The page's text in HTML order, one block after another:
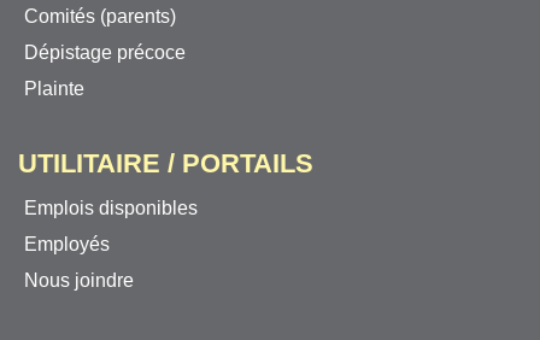
Comités (parents)
Dépistage précoce
Plainte
UTILITAIRE / PORTAILS
Emplois disponibles
Employés
Nous joindre